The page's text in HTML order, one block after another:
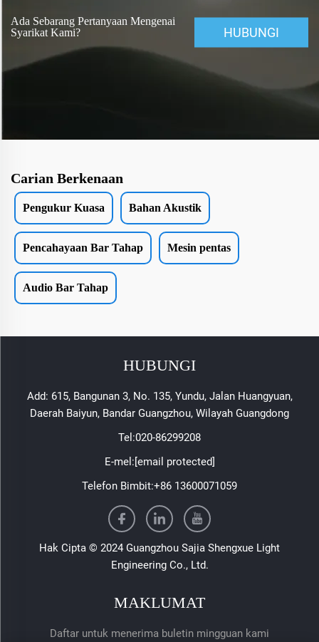
Ada Sebarang Pertanyaan Mengenai
Syarikat Kami?
HUBUNGI
Carian Berkenaan
Pengukur Kuasa Bahan Akustik
Pencahayaan Bar Tahap Mesin pentas
Audio Bar Tahap
HUBUNGI
Add: 615, Bangunan 3, No. 135, Yundu, Jalan Huangyuan,
Daerah Baiyun, Bandar Guangzhou, Wilayah Guangdong
Tel:020-86299208
E-mel:[email protected]
Telefon Bimbit:+86 13600071059
Hak Cipta © 2024 Guangzhou Sajia Shengxue Light
Engineering Co., Ltd.
MAKLUMAT
Daftar untuk menerima buletin mingguan kami